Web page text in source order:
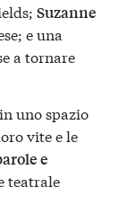
Suzanne
e una
a tornare
uno spazio
vite e le
e
teatrale